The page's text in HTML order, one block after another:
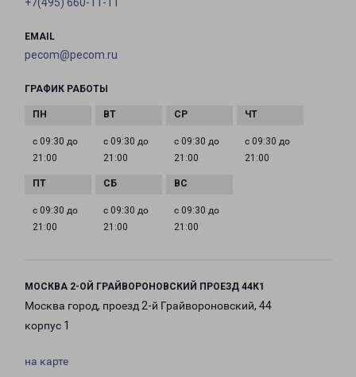
+7(495) 660-11-11
EMAIL
pecom@pecom.ru
ГРАФИК РАБОТЫ
с 09:30 до
21:00
с 09:30 до
21:00
с 09:30 до
21:00
с 09:30 до
21:00
с 09:30 до
21:00
с 09:30 до
21:00
с 09:30 до
21:00
МОСКВА 2-ОЙ ГРАЙВОРОНОВСКИЙ ПРОЕЗД 44К1
Москва город, проезд 2-й Грайвороновский, 44
корпус 1
на карте